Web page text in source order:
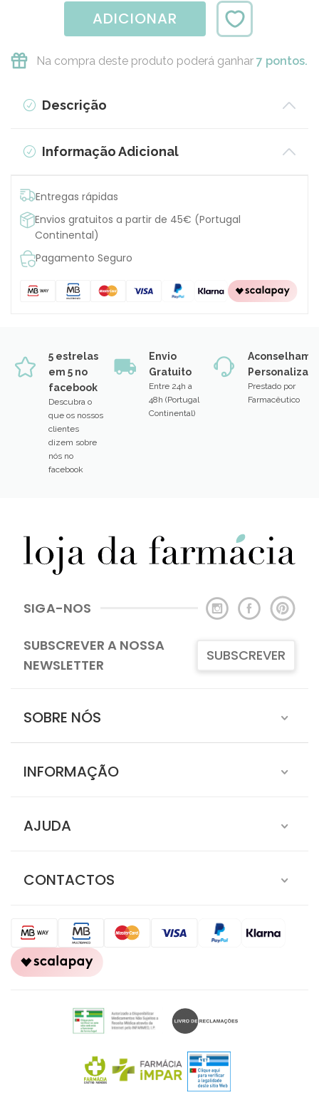
ADICIONAR
Na compra deste produto poderá ganhar 7 pontos.
Descrição
Informação Adicional
Entregas rápidas
Envios gratuitos a partir de 45€ (Portugal
Continental)
Pagamento Seguro
5 estrelas
em 5 no
facebook
Descubra o
que os nossos
clientes
dizem sobre
nós no
facebook
Envio
Gratuito
Entre 24h a
48h (Portugal
Continental)
Prestado por
Farmacêutico
SIGA-NOS
SUBSCREVER A NOSSA
NEWSLETTER
SUBSCREVER
SOBRE NÓS
INFORMAÇÃO
AJUDA
CONTACTOS